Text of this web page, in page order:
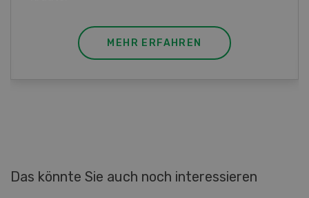
MEHR ERFAHREN
Das könnte Sie auch noch interessieren